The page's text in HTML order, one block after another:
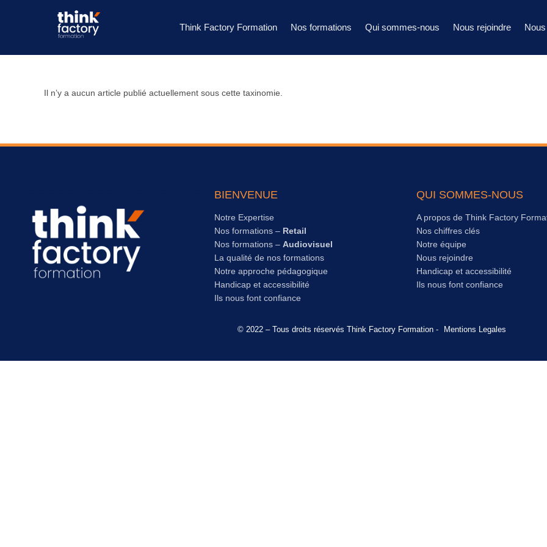
Think Factory Formation Nos formations Qui sommes-nous Nous rejoindre
Il n’y a aucun article publié actuellement sous cette taxinomie.
BIENVENUE
Notre Expertise
Nos formations – Retail
Nos formations – Audiovisuel
La qualité de nos formations
Notre approche pédagogique
Handicap et accessibilité
Ils nous font confiance
QUI SOMMES-NOUS
A propos de Think Factory
Nos chiffres clés
Notre équipe
Nous rejoindre
Handicap et accessibilité
Ils nous font confiance
© 2022 – Tous droits réservés Think Factory Formation - Mentions Legales